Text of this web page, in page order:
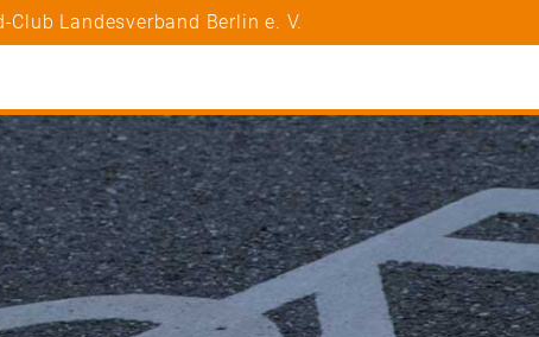
Landesverband Berlin e. V.